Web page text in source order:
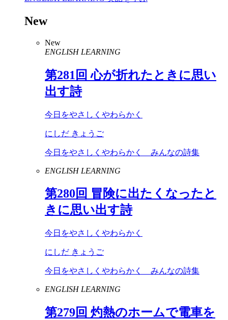
New
New
ENGLISH LEARNING
第281 回 心が折れたときに思い
出す詩
今日をやさしくやわらかく
にしだ きょうご
今日をやさしくやわらかく みんなの詩集
ENGLISH LEARNING
第280回 冒険に出たくなったと
きに思い出す詩
今日をやさしくやわらかく
にしだ きょうご
今日をやさしくやわらかく みんなの詩集
ENGLISH LEARNING
第279回 灼熱のホームで電車を